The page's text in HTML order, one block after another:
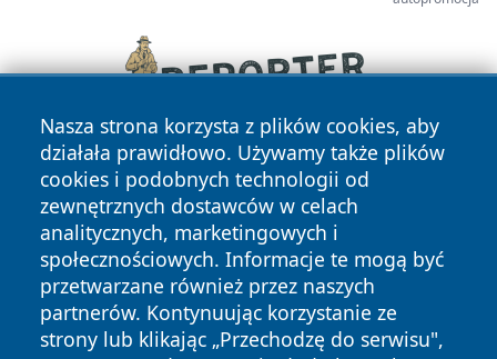
Nasza strona korzysta z plików cookies, aby
działała prawidłowo. Używamy także plików
cookies i podobnych technologii od
zewnętrznych dostawców w celach
analitycznych, marketingowych i
społecznościowych. Informacje te mogą być
przetwarzane również przez naszych
partnerów. Kontynuując korzystanie ze
strony lub klikając „Przechodzę do serwisu",
Copyright © 2026 jeleniagoraonline.pl Wszystkie prawa
zastrzeżone.